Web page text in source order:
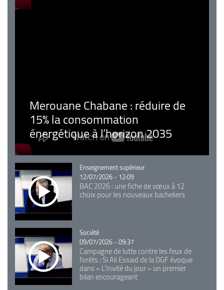
Merouane Chabane : réduire de
15% la consommation
énergétique à l’horizon 2035
Catégorie
Enseignement supérieur
12/07/2026 - 12:09
BAC 2026 : une fiche de vœux à 12
choix pour les nouveaux bacheliers
Catégorie
Société
09/07/2026 - 09:37
Campagne de lutte contre les feux de
forêts : Si Ali Essaid de la DGF évoque
dans « L'Invité du jour » un premier
bilan encourageant